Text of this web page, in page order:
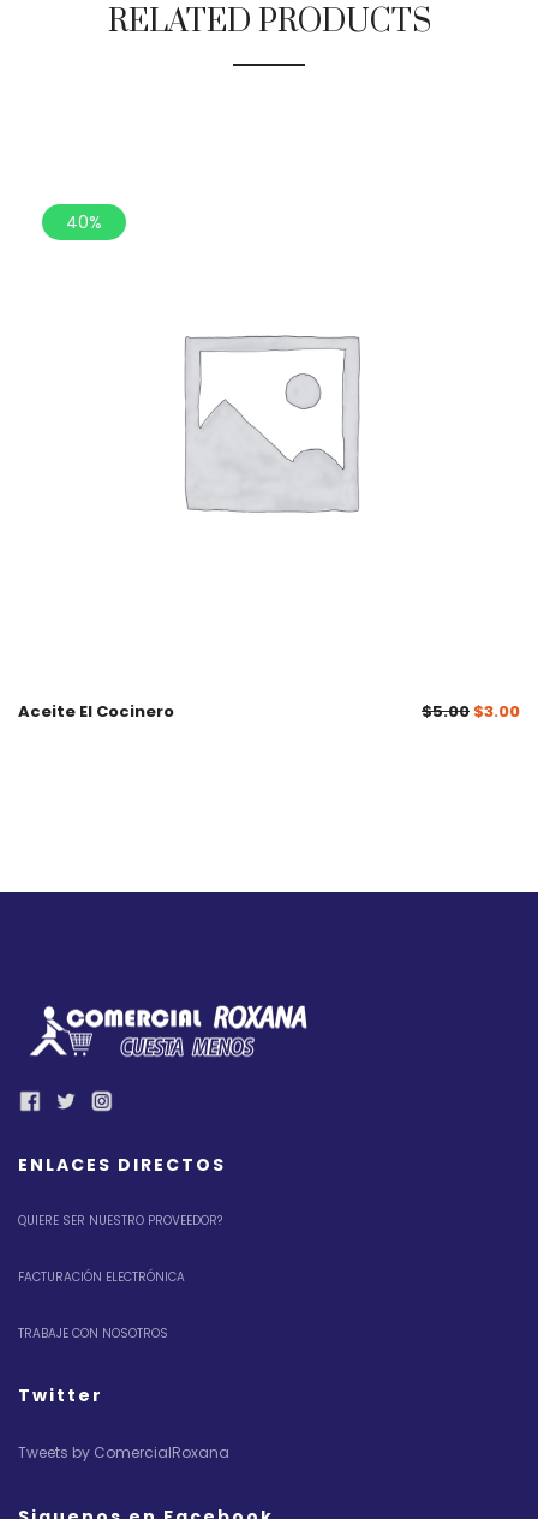
RELATED PRODUCTS
40%
Aceite El Cocinero $5.00 $3.00
ENLACES DIRECTOS
QUIERE SER NUESTRO PROVEEDOR?
FACTURACIÓN ELECTRÓNICA
TRABAJE CON NOSOTROS
Twitter
Tweets by ComercialRoxana